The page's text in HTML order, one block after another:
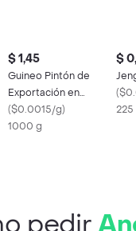
$ 1,45
Guineo Pintón de
Exportación en
Racimo
($0.0015/g)
1000 g
$
(
225